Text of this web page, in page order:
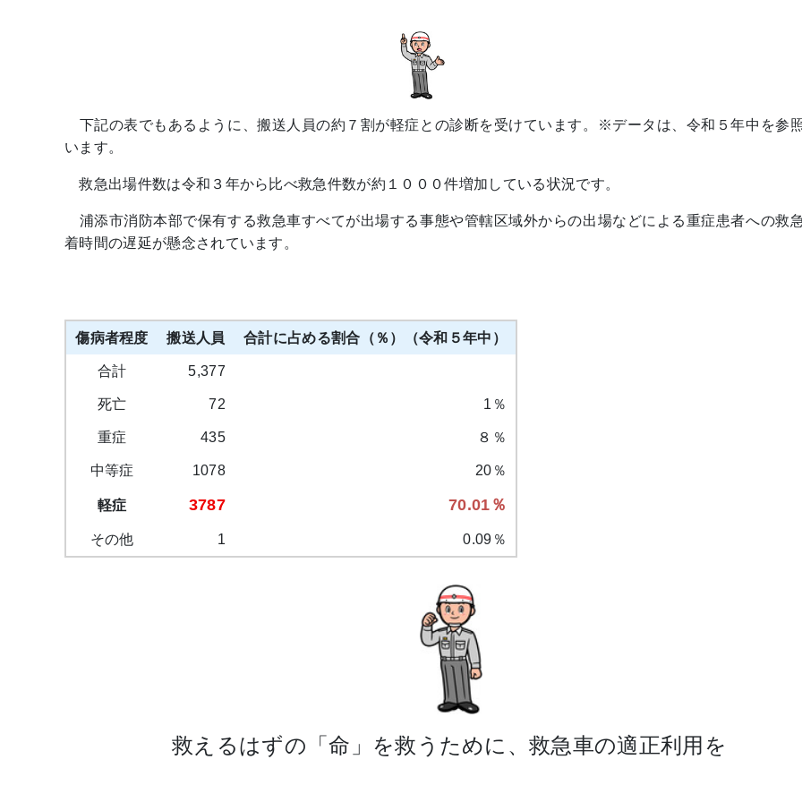
下記の表でもあるように、搬送人員の約７割が軽症との診断を受けています。※データは、令和５年中を参
います。
救急出場件数は令和３年から比べ救急件数が約１０００件増加している状況です。
浦添市消防本部で保有する救急車すべてが出場する事態や管轄区域外からの出場などによる重症患者への救
着時間の遅延が懸念されています。
傷病者程度 搬送人員 合計に占める割合（％）（令和５年中）
合計 5,377
死亡 72 1％
重症 435 ８％
中等症 1078 20％
軽症 3787 70.01％
その他 1 0.09％
救えるはずの「命」を救うために、救急車の適正利用を